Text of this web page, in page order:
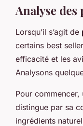
Analyse
Lorsqu’il s’agit de
certains best
efficacité et les
Analysons
Pour
distingue par sa
ingrédients